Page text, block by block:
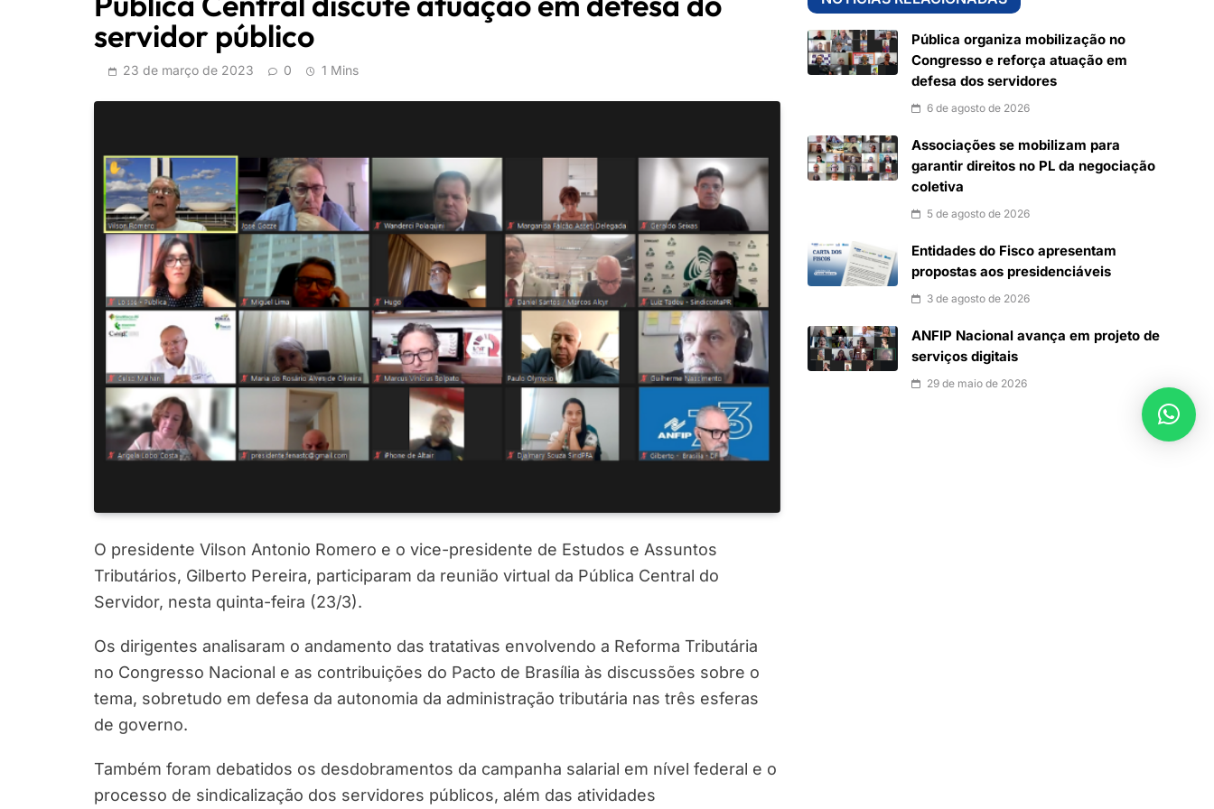
servidor público
23 de março de 2023 0 1 Mins
O presidente Vilson Antonio Romero e o vice-presidente de Estudos e Assuntos
Tributários, Gilberto Pereira, participaram da reunião virtual da Pública Central do
Servidor, nesta quinta-feira (23/3).
Os dirigentes analisaram o andamento das tratativas envolvendo a Reforma Tributária
no Congresso Nacional e as contribuições do Pacto de Brasília às discussões sobre o
tema, sobretudo em defesa da autonomia da administração tributária nas três esferas
de governo.
Também foram debatidos os desdobramentos da campanha salarial em nível federal e o
processo de sindicalização dos servidores públicos, além das atividades
Pública organiza mobilização no
Congresso e reforça atuação em
defesa dos servidores
6 de agosto de 2026
Associações se mobilizam para
garantir direitos no PL da negociação
coletiva
5 de agosto de 2026
Entidades do Fisco apresentam
propostas aos presidenciáveis
3 de agosto de 2026
ANFIP Nacional avança em projeto de
serviços digitais
29 de maio de 2026